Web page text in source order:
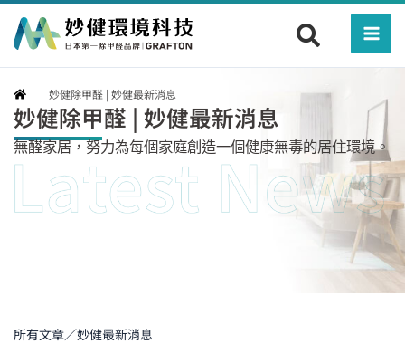
跳
妙健除甲醛 | 妙健最新消息
妙健除甲醛 | 妙健最新消息
無醛家居，努力為每個家庭創造一個健康無毒的居住環境。
所有文章／妙健最新消息